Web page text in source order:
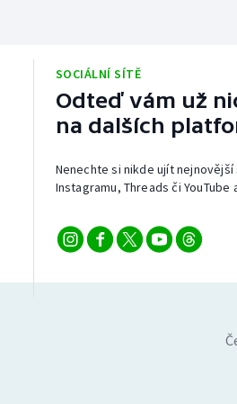
SOCIÁLNÍ SÍTĚ
Odteď vám už
na dalších
Nenechte si nikde ujít
Instagramu, Threads či